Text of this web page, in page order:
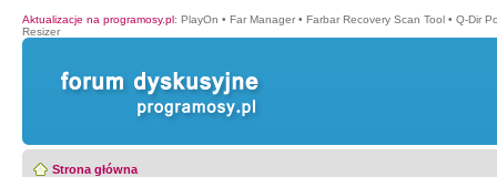
Aktualizacje na programosy.pl: PlayOn • Far Manager • Farbar Recovery Scan Tool • Q-Dir
Resizer
Strona główna